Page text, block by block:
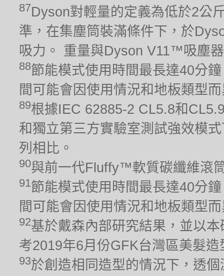
87Dyson對輕量的定義為低於2公
準，在集塵筒裝滿條件下，於
吸力。 重量與Dyson V11™吸塵
88節能模式使用時間最長達40分
間可能會因使用情況和地板類型
89根據IEC 62885-2 CL5.8和
和獨立第三方實驗室測試強效模
列相比。
90與前一代Fluffy™軟質碳纖維滾
91節能模式使用時間最長達40分
間可能會因使用情況和地板類型
92基於戴森內部研究結果，並以
考2019年6月份GFK台灣區美髮
93於創造相同造型的情況下，透